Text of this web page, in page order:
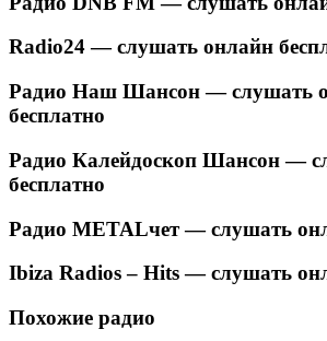
Radio24 — слушать онлайн
Радио Наш Шансон — слушать
бесплатно
Радио Калейдоскоп Шансон —
бесплатно
Радио METALчет — слушать
Ibiza Radios – Hits — слушать
Похожие радио